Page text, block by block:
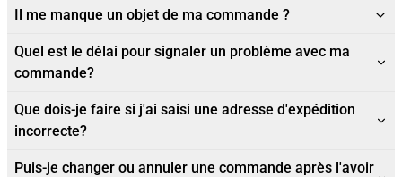
Il me manque un objet de ma commande ?
Quel est le délai pour signaler un problème avec ma
commande?
Que dois-je faire si j'ai saisi une adresse d'expédition
incorrecte?
Puis-je changer ou annuler une commande après l'avoir